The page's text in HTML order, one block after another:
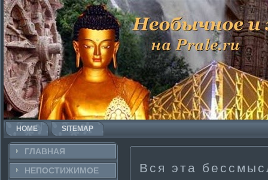
HOME SITEMAP
ГЛАВНАЯ
НЕПОСТИ­ЖИМОЕ
Вся эта